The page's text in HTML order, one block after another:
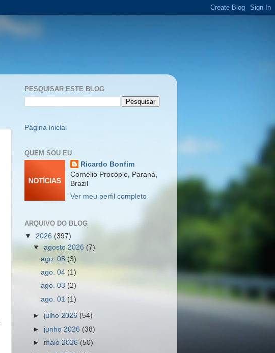
PESQUISAR ESTE BLOG
Página inicial
QUEM SOU EU
Ricardo Bonfim
Cornélio Procópio, Paraná,
Brazil
Ver meu perfil completo
ARQUIVO DO BLOG
▼ 2026 (397)
▼agosto 2026 (7)
ago. 05 (3)
ago. 04 (1)
ago. 03 (2)
ago. 01 (1)
► julho 2026 (54)
► junho 2026 (38)
► maio 2026 (50)